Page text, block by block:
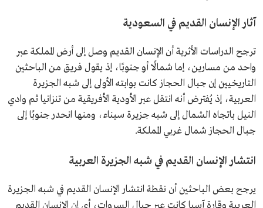
آثار الإنسان القديم في السعودية
ترجح الدراسات الأثرية أن الإنسان القديم وصل إلى أرض المملكة عبر
واحد من مسارين، إما شمالًا أو جنوبًا، إذ يقول فريق من الباحثين
التاريخيين إن جبال الحجاز كانت بوابته الأولى إلى شبه الجزيرة
العربية، إذ يُفترض أنه انتقل عبر الأودية الأفريقية من تنزانيا ثم وادي
النيل باتجاه الشمال إلى شبه جزيرة سيناء، ومنها انحدر جنوبًا إلى
جبال الحجاز شمال غربي المملكة.
انتشار الإنسان القديم في شبه الجزيرة العربية
يرجح بعض الباحثين أن نقطة انتشار الإنسان القديم في شبه الجزيرة
العربية وقارة آسيا كانت عبر جبال السروات، أي إن الإنسان القديم